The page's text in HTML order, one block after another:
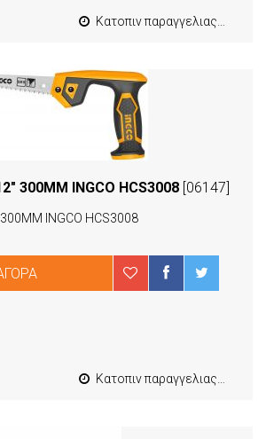
Κατοπιν παραγγελιας από 4 έως 10 εργασιμες
300ΜΜ INGCO HCS3008 [06147]
INGCO HCS3008
Κατοπιν παραγγελιας από 4 έως 10 εργασιμες